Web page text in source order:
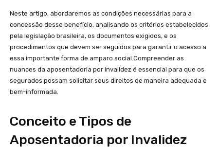
Neste artigo, abordaremos as ​condições⁤ necessárias​ para ‍a
concessão desse benefício, analisando os ⁢critérios estabelecidos
pela legislação brasileira, os‌ documentos exigidos, e⁣ os
procedimentos que devem ser seguidos para⁢ garantir o acesso a‍
essa importante forma de amparo social.Compreender as
nuances‌ da aposentadoria‌ por invalidez é ‌essencial ‌para que os
segurados possam ​solicitar⁢ seus direitos de maneira adequada e
bem-informada.
Conceito e Tipos de
Aposentadoria por Invalidez